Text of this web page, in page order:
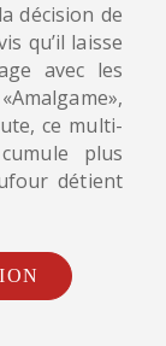
décision de
qu’il laisse
avec les
ce multi-
plus
détient